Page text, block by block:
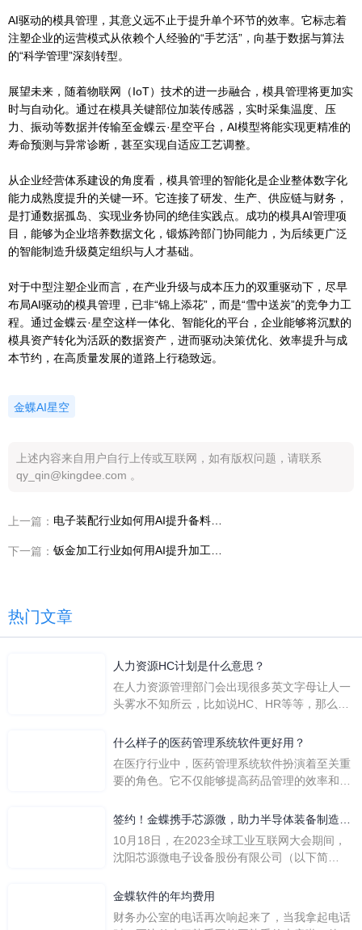
AI驱动的模具管理，其意义远不止于提升单个环节的效率。它标志着
注塑企业的运营模式从依赖个人经验的“手艺活”，向基于数据与算法
的“科学管理”深刻转型。
展望未来，随着物联网（IoT）技术的进一步融合，模具管理将更加实
时与自动化。通过在模具关键部位加装传感器，实时采集温度、压
力、振动等数据并传输至金蝶云·星空平台，AI模型将能实现更精准的
寿命预测与异常诊断，甚至实现自适应工艺调整。
从企业经营体系建设的角度看，模具管理的智能化是企业整体数字化
能力成熟度提升的关键一环。它连接了研发、生产、供应链与财务，
是打通数据孤岛、实现业务协同的绝佳实践点。成功的模具AI管理项
目，能够为企业培养数据文化，锻炼跨部门协同能力，为后续更广泛
的智能制造升级奠定组织与人才基础。
对于中型注塑企业而言，在产业升级与成本压力的双重驱动下，尽早
布局AI驱动的模具管理，已非“锦上添花”，而是“雪中送炭”的竞争力工
程。通过金蝶云·星空这样一体化、智能化的平台，企业能够将沉默的
模具资产转化为活跃的数据资产，进而驱动决策优化、效率提升与成
本节约，在高质量发展的道路上行稳致远。
金蝶AI星空
上述内容来自用户自行上传或互联网，如有版权问题，请联系
qy_qin@kingdee.com 。
上一篇：
下一篇：
热门文章
人力资源HC计划是什么意思？
在人力资源管理部门会出现很多英文字母让人一
头雾水不知所云，比如说HC、HR等等，那么它
么呢？
什么样子的医药管理系统软件更好用？
在医疗行业中，医药管理系统软件扮演着至关重
要的角色。它不仅能够提高药品管理的效率和准
一个好用的医药管理系统软件应具备以下特点。
地进行操作。 复杂的
签约！金蝶携手芯源微，助力半导体装备制造领
先企业迈向世界
10月18日，在2023全球工业互联网大会期间，
沈阳芯源微电子设备股份有限公司（以下简
下简称“金蝶”）在辽宁沈阳签署战略合作协议。
营管控平台，从而实现公司产研一体化、业财一
金蝶软件的年均费用
财务办公室的电话再次响起来了，当我拿起电话